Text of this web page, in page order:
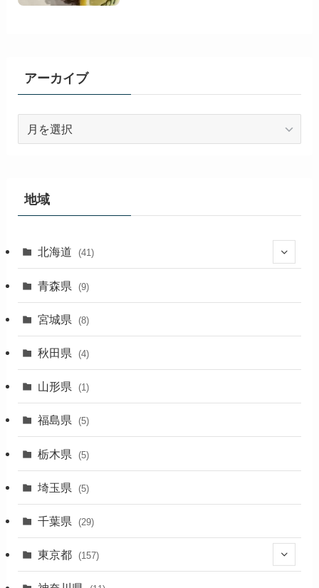
アーカイブ
ブ
地域
北海道 (41)
(27)
(2)
(1)
(1)
(1)
(3)
青森県 (9)
宮城県 (8)
秋田県 (4)
山形県 (1)
福島県 (5)
栃木県 (5)
埼玉県 (5)
千葉県 (29)
東京都 (157)